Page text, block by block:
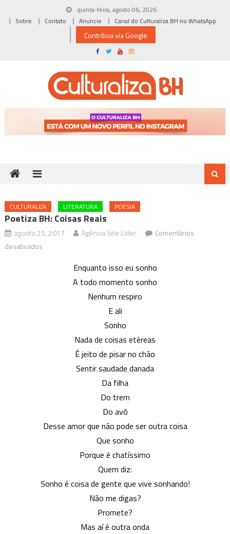
quinta-feira, agosto 06, 2026
Sobre
Contato Anuncie Canal do Culturaliza BH no WhatsApp
Contribua via Google
CULTURALIZA LITERATURA POESIA
Poetiza BH: Coisas Reais
agosto 25, 2017 Agência Site Líder
Comentários
desativadosem
Enquanto isso eu sonho
A todo momento sonho
Nenhum respiro
E ali
Sonho
Nada de coisas etéreas
É jeito de pisar no chão
Sentir saudade danada
Da filha
Do trem
Do avô
Desse amor que não pode ser outra coisa
Que sonho
Porque é chatíssimo
Quem diz:
Sonho é coisa de gente que vive sonhando!
Não me digas?
Promete?
Mas aí é outra onda